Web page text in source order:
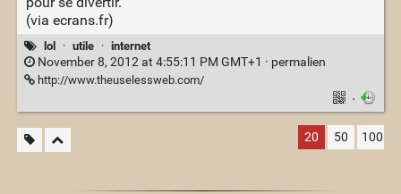
(via ecrans.fr)
lol · utile · internet
November 8, 2012 at 4:55:11 PM GMT+1 · permalien
http://www.theuselessweb.com/
·
20 50 100